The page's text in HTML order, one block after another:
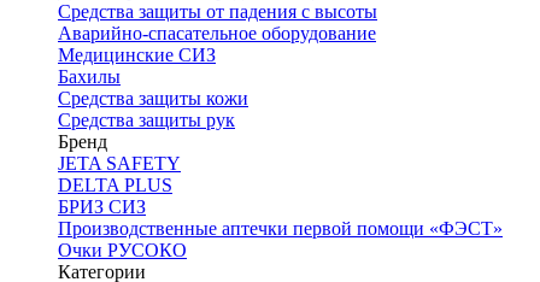
Средства защиты от падения с высоты
Аварийно-спасательное оборудование
Медицинские СИЗ
Бахилы
Средства защиты кожи
Средства защиты рук
Бренд
JETA SAFETY
DELTA PLUS
БРИЗ СИЗ
Производственные аптечки первой помощи «ФЭСТ»
Очки РУСОКО
Категории